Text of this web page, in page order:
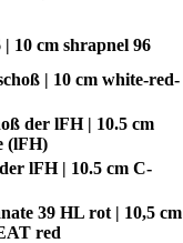
10 cm shrapnel 96
| 10 cm white-red-
der lFH | 10.5 cm
(lFH)
lFH | 10.5 cm C-
39 HL rot | 10,5 cm
red